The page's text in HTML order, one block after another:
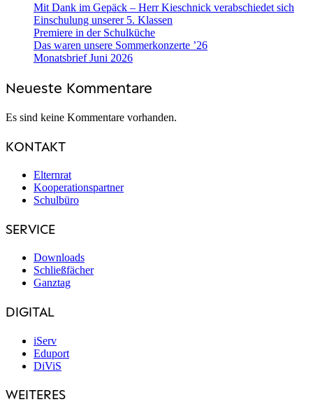
Mit Dank im Gepäck – Herr Kieschnick verabschiedet sich
Einschulung unserer 5. Klassen
Premiere in der Schulküche
Das waren unsere Sommerkonzerte ’26
Monatsbrief Juni 2026
Neueste Kommentare
Es sind keine Kommentare vorhanden.
KONTAKT
Elternrat
Kooperationspartner
Schulbüro
SERVICE
Downloads
Schließfächer
Ganztag
DIGITAL
iServ
Eduport
DiViS
WEITERES